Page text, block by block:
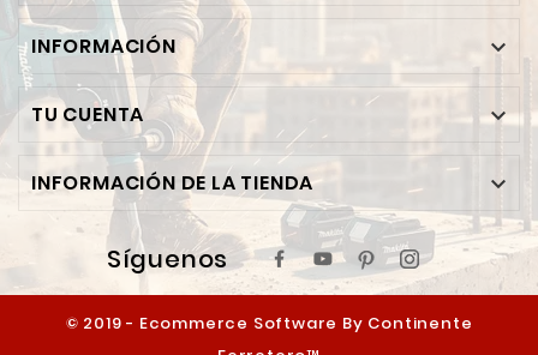
INFORMACIÓN 
TU CUENTA 
INFORMACIÓN DE LA TIENDA 
Síguenos
© 2019 - Ecommerce Software By Continente